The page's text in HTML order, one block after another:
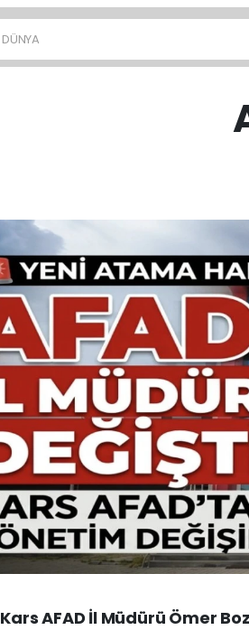
DÜNYA
Kars AFAD İl Müdürü Ömer